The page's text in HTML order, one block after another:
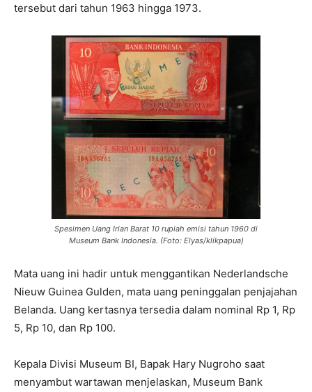
tersebut dari tahun 1963 hingga 1973.
Spesimen Uang Irian Barat 10 rupiah emisi tahun 1960 di
Museum Bank Indonesia. (Foto: Elyas/klikpapua)
Mata uang ini hadir untuk menggantikan Nederlandsche
Nieuw Guinea Gulden, mata uang peninggalan penjajahan
Belanda. Uang kertasnya tersedia dalam nominal Rp 1, Rp
5, Rp 10, dan Rp 100.
Kepala Divisi Museum BI, Bapak Hary Nugroho saat
menyambut wartawan menjelaskan, Museum Bank